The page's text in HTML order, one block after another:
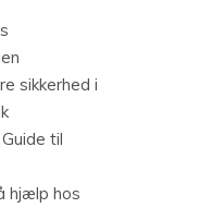
sikkerhed i
til
hjælp hos